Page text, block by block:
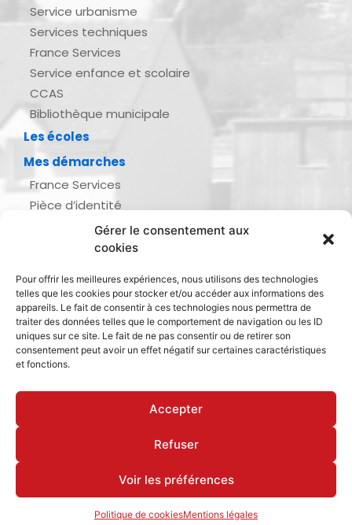
Gérer le consentement aux
cookies
Pour offrir les meilleures expériences, nous utilisons des technologies
telles que les cookies pour stocker et/ou accéder aux informations des
appareils. Le fait de consentir à ces technologies nous permettra de
traiter des données telles que le comportement de navigation ou les ID
uniques sur ce site. Le fait de ne pas consentir ou de retirer son
consentement peut avoir un effet négatif sur certaines caractéristiques
et fonctions.
Accepter
Refuser
Voir les préférences
Politique de cookiesMentions légales
Service urbanisme
Services techniques
France Services
Service enfance et scolaire
CCAS
Bibliothèque municipale
Les écoles
Mes démarches
France Services
Pièce d’identité
Demande d’actes d’état civil
Inscription listes électorales
Recensement militaire
Le journal de ma ville
Gestion des déchets
Mentions légales & politique de confidentialité
Déclaration d’accessibilité